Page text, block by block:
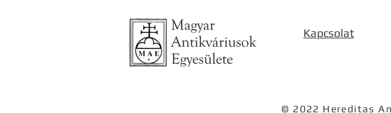
Kapcsolat
© 2022 Hereditas